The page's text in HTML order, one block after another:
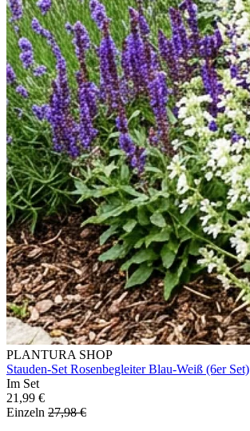
PLANTURA SHOP
Stauden-Set Rosenbegleiter Blau-Weiß (6er Set)
Im Set
21,99 €
Einzeln 27,98 €